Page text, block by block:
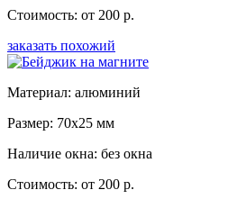
Стоимость: от 200 р.
заказать похожий
Материал: алюминий
Размер: 70x25 мм
Наличие окна: без окна
Стоимость: от 200 р.